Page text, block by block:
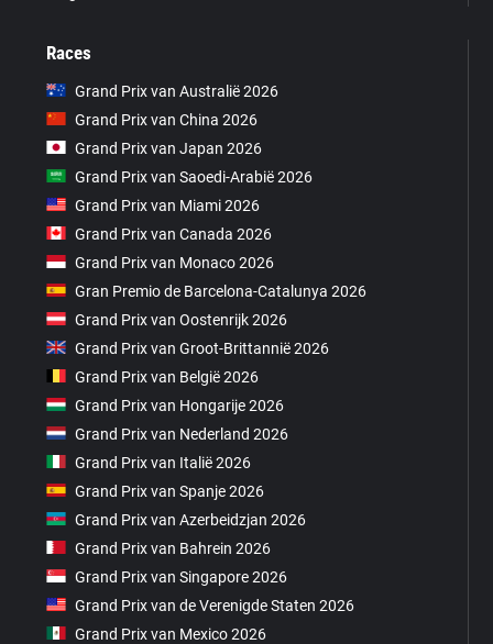
Races
Grand Prix van Australië 2026
Grand Prix van China 2026
Grand Prix van Japan 2026
Grand Prix van Saoedi-Arabië 2026
Grand Prix van Miami 2026
Grand Prix van Canada 2026
Grand Prix van Monaco 2026
Gran Premio de Barcelona-Catalunya 2026
Grand Prix van Oostenrijk 2026
Grand Prix van Groot-Brittannië 2026
Grand Prix van België 2026
Grand Prix van Hongarije 2026
Grand Prix van Nederland 2026
Grand Prix van Italië 2026
Grand Prix van Spanje 2026
Grand Prix van Azerbeidzjan 2026
Grand Prix van Bahrein 2026
Grand Prix van Singapore 2026
Grand Prix van de Verenigde Staten 2026
Grand Prix van Mexico 2026